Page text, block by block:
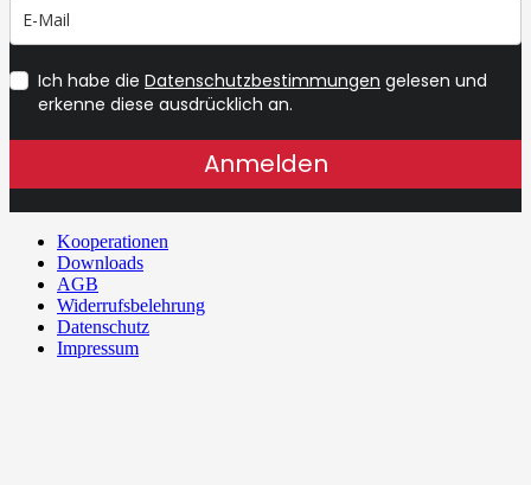
Ich habe die Datenschutzbestimmungen gelesen und
erkenne diese ausdrücklich an.
Anmelden
Kooperationen
Downloads
AGB
Widerrufsbelehrung
Datenschutz
Impressum